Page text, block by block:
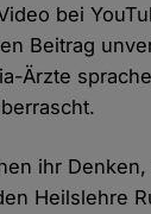
bei
Beitrag
Ärzte
ihr
Heilslehre